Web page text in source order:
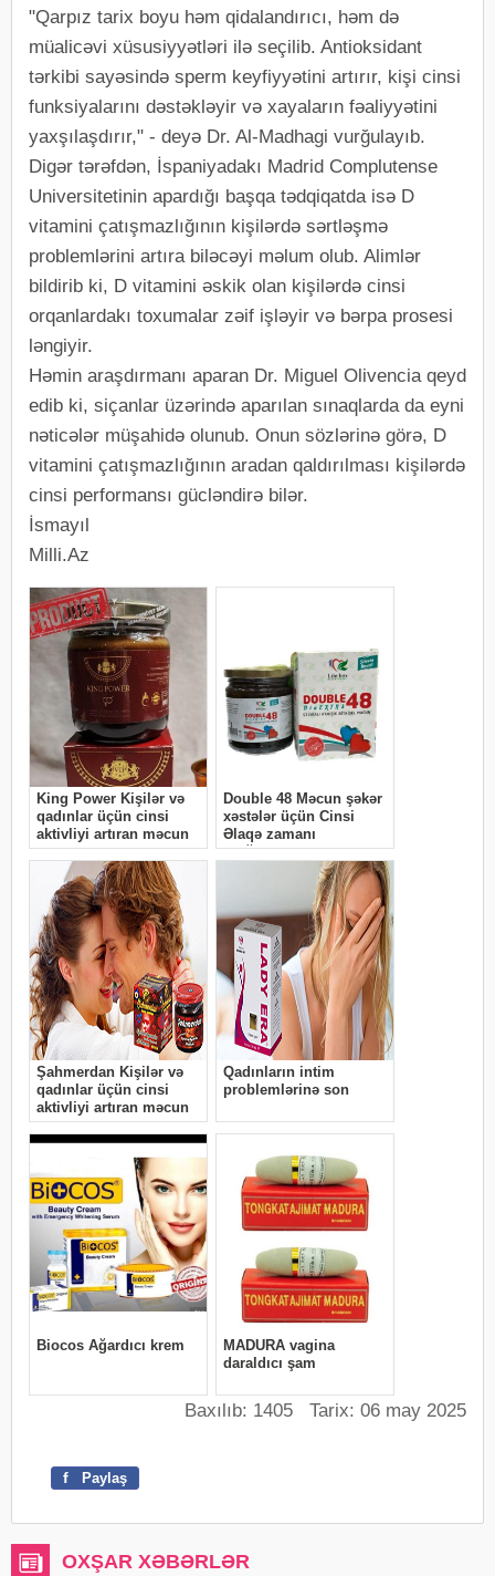
"Qarpız tarix boyu həm qidalandırıcı, həm də
müalicəvi xüsusiyyətləri ilə seçilib. Antioksidant
tərkibi sayəsində sperm keyfiyyətini artırır, kişi cinsi
funksiyalarını dəstəkləyir və xayaların fəaliyyətini
yaxşılaşdırır," - deyə Dr. Al-Madhagi vurğulayıb.
Digər tərəfdən, İspaniyadakı Madrid Complutense
Universitetinin apardığı başqa tədqiqatda isə D
vitamini çatışmazlığının kişilərdə sərtləşmə
problemlərini artıra biləcəyi məlum olub. Alimlər
bildirib ki, D vitamini əskik olan kişilərdə cinsi
orqanlardakı toxumalar zəif işləyir və bərpa prosesi
ləngiyir.
Həmin araşdırmanı aparan Dr. Miguel Olivencia qeyd
edib ki, siçanlar üzərində aparılan sınaqlarda da eyni
nəticələr müşahidə olunub. Onun sözlərinə görə, D
vitamini çatışmazlığının aradan qaldırılması kişilərdə
cinsi performansı gücləndirə bilər.
İsmayıl
Milli.Az
Baxılıb: 1405 Tarix: 06 may 2025
f Paylaş
OXŞAR XƏBƏRLƏR